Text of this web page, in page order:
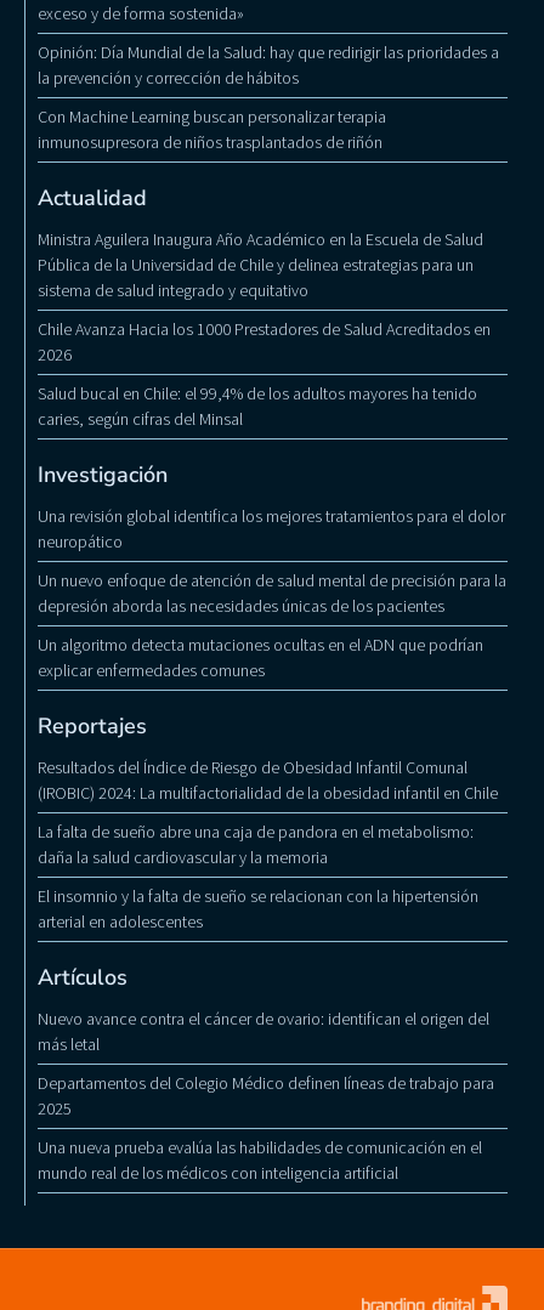
exceso y de forma sostenida»
Opinión: Día Mundial de la Salud: hay que redirigir las prioridades a
la prevención y corrección de hábitos
Con Machine Learning buscan personalizar terapia
inmunosupresora de niños trasplantados de riñón
Actualidad
Ministra Aguilera Inaugura Año Académico en la Escuela de Salud
Pública de la Universidad de Chile y delinea estrategias para un
sistema de salud integrado y equitativo
Chile Avanza Hacia los 1000 Prestadores de Salud Acreditados en
2026
Salud bucal en Chile: el 99,4% de los adultos mayores ha tenido
caries, según cifras del Minsal
Investigación
Una revisión global identifica los mejores tratamientos para el dolor
neuropático
Un nuevo enfoque de atención de salud mental de precisión para la
depresión aborda las necesidades únicas de los pacientes
Un algoritmo detecta mutaciones ocultas en el ADN que podrían
explicar enfermedades comunes
Reportajes
Resultados del Índice de Riesgo de Obesidad Infantil Comunal
(IROBIC) 2024: La multifactorialidad de la obesidad infantil en Chile
La falta de sueño abre una caja de pandora en el metabolismo:
daña la salud cardiovascular y la memoria
El insomnio y la falta de sueño se relacionan con la hipertensión
arterial en adolescentes
Artículos
Nuevo avance contra el cáncer de ovario: identifican el origen del
más letal
Departamentos del Colegio Médico definen líneas de trabajo para
2025
Una nueva prueba evalúa las habilidades de comunicación en el
mundo real de los médicos con inteligencia artificial